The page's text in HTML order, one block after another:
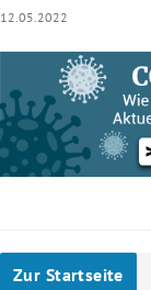
12.05.2022
Zur Startseite